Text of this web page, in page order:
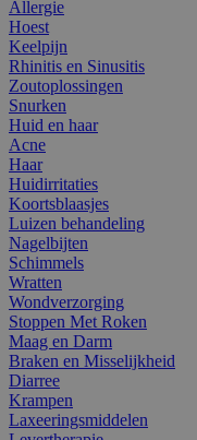
Allergie
Hoest
Keelpijn
Rhinitis en Sinusitis
Zoutoplossingen
Snurken
Huid en haar
Acne
Haar
Huidirritaties
Koortsblaasjes
Luizen behandeling
Nagelbijten
Schimmels
Wratten
Wondverzorging
Stoppen Met Roken
Maag en Darm
Braken en Misselijkheid
Diarree
Krampen
Laxeeringsmiddelen